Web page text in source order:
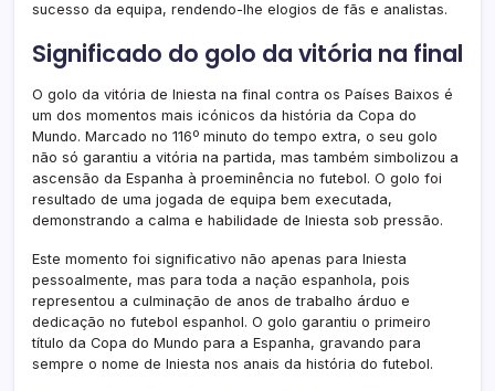
sucesso da equipa, rendendo-lhe elogios de fãs e analistas.
Significado do golo da vitória na final
O golo da vitória de Iniesta na final contra os Países Baixos é
um dos momentos mais icónicos da história da Copa do
Mundo. Marcado no 116º minuto do tempo extra, o seu golo
não só garantiu a vitória na partida, mas também simbolizou a
ascensão da Espanha à proeminência no futebol. O golo foi
resultado de uma jogada de equipa bem executada,
demonstrando a calma e habilidade de Iniesta sob pressão.
Este momento foi significativo não apenas para Iniesta
pessoalmente, mas para toda a nação espanhola, pois
representou a culminação de anos de trabalho árduo e
dedicação no futebol espanhol. O golo garantiu o primeiro
título da Copa do Mundo para a Espanha, gravando para
sempre o nome de Iniesta nos anais da história do futebol.